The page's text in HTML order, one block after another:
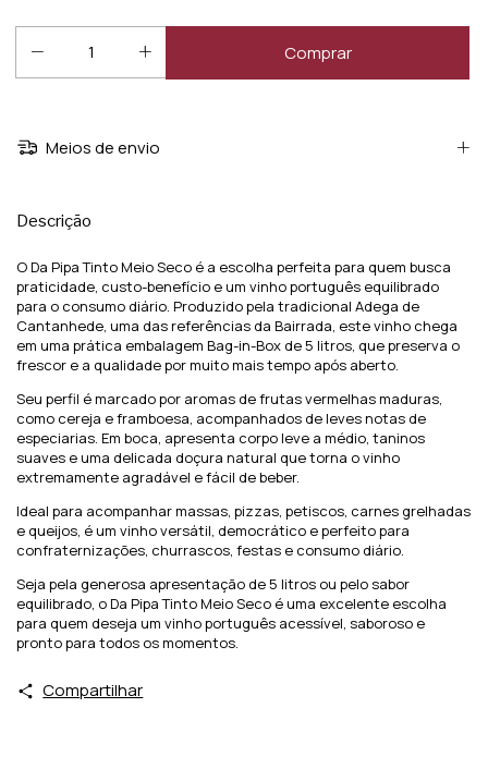
Meios de envio
Descrição
O Da Pipa Tinto Meio Seco é a escolha perfeita para quem busca
praticidade, custo-benefício e um vinho português equilibrado
para o consumo diário. Produzido pela tradicional Adega de
Cantanhede, uma das referências da Bairrada, este vinho chega
em uma prática embalagem Bag-in-Box de 5 litros, que preserva o
frescor e a qualidade por muito mais tempo após aberto.
Seu perfil é marcado por aromas de frutas vermelhas maduras,
como cereja e framboesa, acompanhados de leves notas de
especiarias. Em boca, apresenta corpo leve a médio, taninos
suaves e uma delicada doçura natural que torna o vinho
extremamente agradável e fácil de beber.
Ideal para acompanhar massas, pizzas, petiscos, carnes grelhadas
e queijos, é um vinho versátil, democrático e perfeito para
confraternizações, churrascos, festas e consumo diário.
Seja pela generosa apresentação de 5 litros ou pelo sabor
equilibrado, o Da Pipa Tinto Meio Seco é uma excelente escolha
para quem deseja um vinho português acessível, saboroso e
pronto para todos os momentos.
Compartilhar